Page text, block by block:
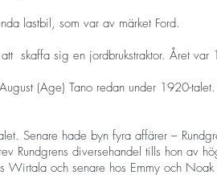
lastbil, som var av märket Ford.
skaffa sig en jordbrukstraktor. Året
(Age) Tano redan under 1920-
Senare hade byn fyra affärer –
Rundgrens diversehandel tills hon av
Wirtala och senare hos Emmy och